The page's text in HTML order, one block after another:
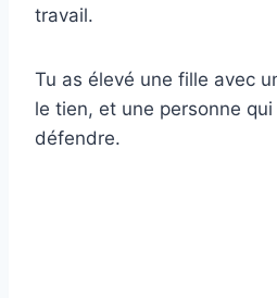
travail.
Tu as élevé une fille avec
le tien, et une personne
défendre.